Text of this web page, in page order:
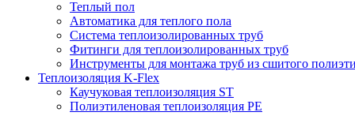
Теплый пол
Автоматика для теплого пола
Система теплоизолированных труб
Фитинги для теплоизолированных труб
Инструменты для монтажа труб из сшитого
Теплоизоляция K-Flex
Каучуковая теплоизоляция ST
Полиэтиленовая теплоизоляция PE